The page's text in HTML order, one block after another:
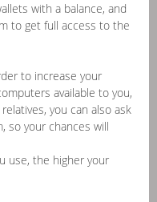
with a balance, and
to get full access to the
to increase your
available to you,
you can also ask
so your chances will
use, the higher your